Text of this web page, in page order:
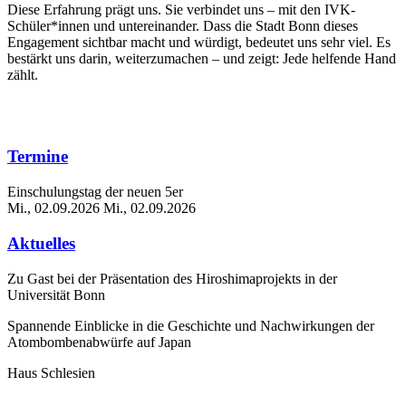
Diese Erfahrung prägt uns. Sie verbindet uns – mit den IVK-
Schüler*innen und untereinander. Dass die Stadt Bonn dieses
Engagement sichtbar macht und würdigt, bedeutet uns sehr viel. Es
bestärkt uns darin, weiterzumachen – und zeigt: Jede helfende Hand
zählt.
Termine
Einschulungstag der neuen 5er
Mi., 02.09.2026 Mi., 02.09.2026
Aktuelles
Zu Gast bei der Präsentation des Hiroshimaprojekts in der
Universität Bonn
Spannende Einblicke in die Geschichte und Nachwirkungen der
Atombombenabwürfe auf Japan
Haus Schlesien